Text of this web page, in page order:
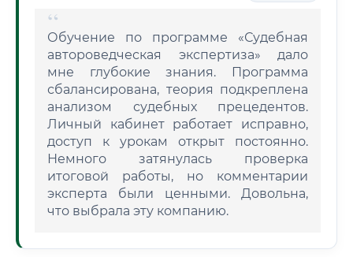
Обучение по программе «Судебная
автороведческая экспертиза» дало
мне глубокие знания. Программа
сбалансирована, теория подкреплена
анализом судебных прецедентов.
Личный кабинет работает исправно,
доступ к урокам открыт постоянно.
Немного затянулась проверка
итоговой работы, но комментарии
эксперта были ценными. Довольна,
что выбрала эту компанию.